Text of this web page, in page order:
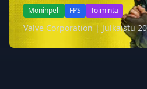
Moninpeli FPS Toiminta
Valve Corporation | Julkaistu